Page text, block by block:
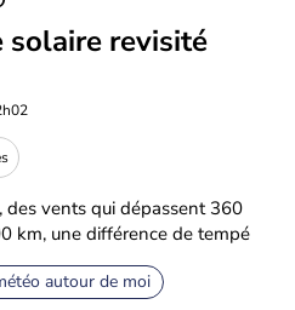
solaire revisité
des vents qui dépassent 360
km, une différence de tempé
autour de moi